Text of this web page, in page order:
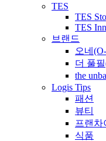
TES
TES
TES
브랜드
오네
더 풀
the
Logis Tips
패션
뷰티
프랜차
식품